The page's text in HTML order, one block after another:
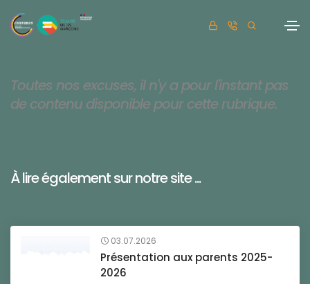
Toutes nos excuses, il n'y a pour l'instant pas
de contenu disponible pour cette rubrique.
À lire également sur notre site ...
03.07.2026
Présentation aux parents 2025-
2026